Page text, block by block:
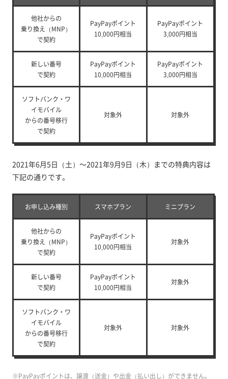
他社からの
乗り換え（MNP）
で契約
PayPayポイント
10,000円相当
PayPayポイント
3,000円相当
新しい番号
で契約
PayPayポイント
10,000円相当
PayPayポイント
3,000円相当
ソフトバンク・ワ
イモバイル
からの番号移行
で契約
対象外 対象外
2021年6月5日（土）～2021年9月9日（木）までの特典内容は
下記の通りです。
お申し込み種別 スマホプラン ミニプラン
他社からの
乗り換え（MNP）
で契約
PayPayポイント
10,000円相当
対象外
新しい番号
で契約
PayPayポイント
10,000円相当
対象外
ソフトバンク・ワ
イモバイル
からの番号移行
で契約
対象外 対象外
※PayPayポイントは、譲渡（送金）や出金（払い出し）ができません。